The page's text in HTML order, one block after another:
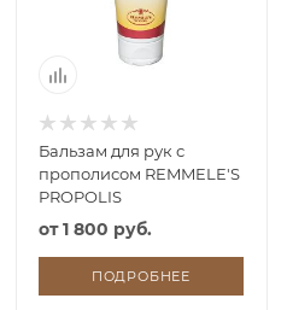
Бальзам для рук с
прополисом REMMELE'S
PROPOLIS​
от1 800 руб.
ПОДРОБНЕЕ